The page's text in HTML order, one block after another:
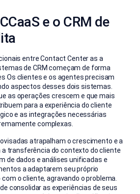
e o CRM de
entre Contact Center as a
de CRM começam de forma
Os clientes e os agentes precisam
aspectos desses dois sistemas.
as operações crescem e que mais
para a experiência do cliente
e as integrações necessárias
complexas.
atrapalham o crescimento e a
transferência do contexto do cliente
de dados e análises unificadas e
a adaptarem seu próprio
o cliente, agravando o problema.
consolidar as experiências de seus